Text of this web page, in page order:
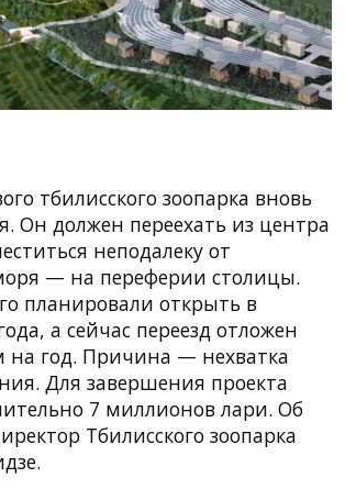
тбилисского зоопарка вновь
Он должен переехать из центра
неподалеку от
— на переферии столицы.
планировали открыть в
а сейчас переезд отложен
год. Причина — нехватка
Для завершения проекта
7 миллионов лари. Об
Тбилисского зоопарка